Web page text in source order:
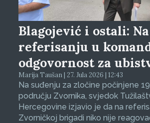
Blagojević i ostali: Na
referisanju u
odgovornost za
Marija Taušan | 27. Jula 2026 | 12:43
Na suđenju za zločine počinjene
području Zvornika, svjedok
Hercegovine izjavio je da na
Zvorničkoj brigadi niko nije